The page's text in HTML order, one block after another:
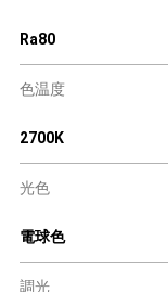
Ra80
色温度
2700K
光色
電球色
調光